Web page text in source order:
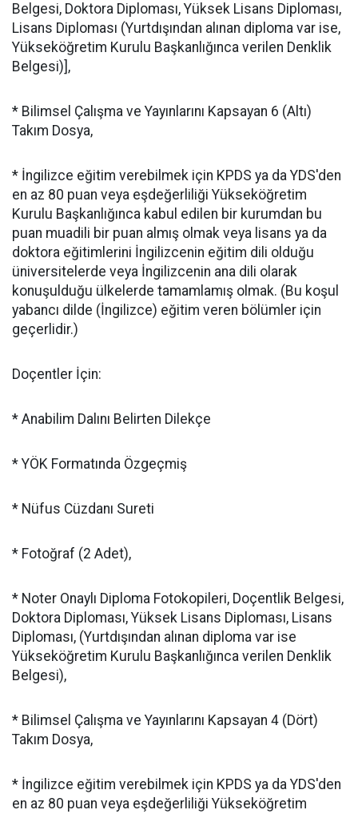
Belgesi, Doktora Diploması, Yüksek Lisans Diploması,
Lisans Diploması (Yurtdışından alınan diploma var ise,
Yükseköğretim Kurulu Başkanlığınca verilen Denklik
Belgesi)],
* Bilimsel Çalışma ve Yayınlarını Kapsayan 6 (Altı)
Takım Dosya,
* İngilizce eğitim verebilmek için KPDS ya da YDS'den
en az 80 puan veya eşdeğerliliği Yükseköğretim
Kurulu Başkanlığınca kabul edilen bir kurumdan bu
puan muadili bir puan almış olmak veya lisans ya da
doktora eğitimlerini İngilizcenin eğitim dili olduğu
üniversitelerde veya İngilizcenin ana dili olarak
konuşulduğu ülkelerde tamamlamış olmak. (Bu koşul
yabancı dilde (İngilizce) eğitim veren bölümler için
geçerlidir.)
Doçentler İçin:
* Anabilim Dalını Belirten Dilekçe
* YÖK Formatında Özgeçmiş
* Nüfus Cüzdanı Sureti
* Fotoğraf (2 Adet),
* Noter Onaylı Diploma Fotokopileri, Doçentlik Belgesi,
Doktora Diploması, Yüksek Lisans Diploması, Lisans
Diploması, (Yurtdışından alınan diploma var ise
Yükseköğretim Kurulu Başkanlığınca verilen Denklik
Belgesi),
* Bilimsel Çalışma ve Yayınlarını Kapsayan 4 (Dört)
Takım Dosya,
* İngilizce eğitim verebilmek için KPDS ya da YDS'den
en az 80 puan veya eşdeğerliliği Yükseköğretim